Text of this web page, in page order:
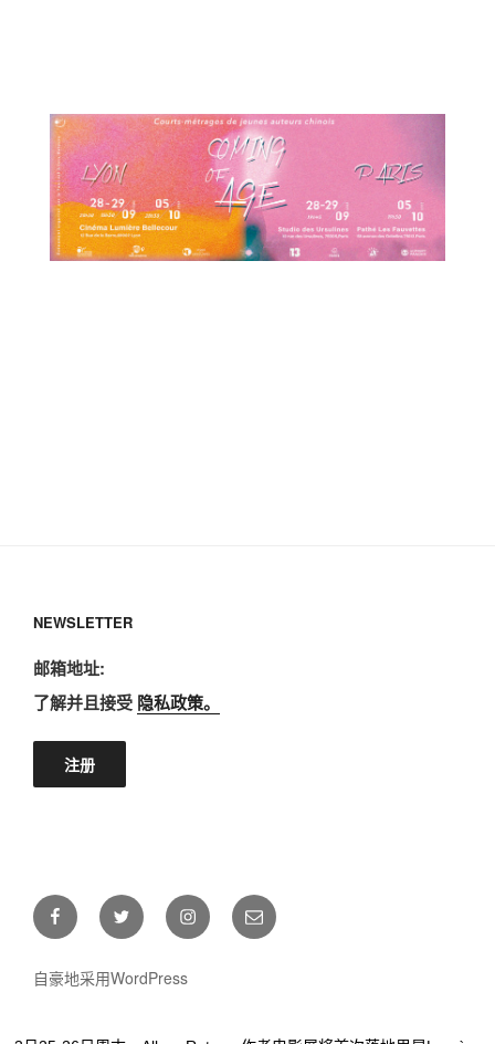
NEWSLETTER
邮箱地址:
了解并且接受 隐私政策。
FacebookTwitter InstagramE-
mail
自豪地采用WordPress